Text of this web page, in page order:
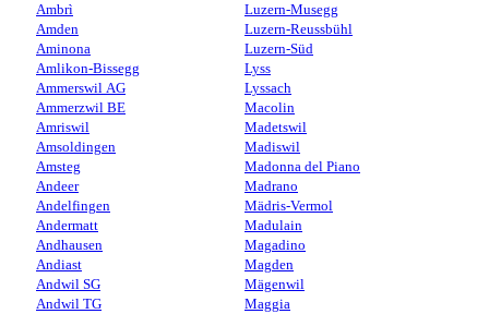
Ambrì
Amden
Aminona
Amlikon-Bissegg
Ammerswil AG
Ammerzwil BE
Amriswil
Amsoldingen
Amsteg
Andeer
Andelfingen
Andermatt
Andhausen
Andiast
Andwil SG
Andwil TG
Luzern-Musegg
Luzern-Reussbühl
Luzern-Süd
Lyss
Lyssach
Macolin
Madetswil
Madiswil
Madonna del Piano
Madrano
Mädris-Vermol
Madulain
Magadino
Magden
Mägenwil
Maggia